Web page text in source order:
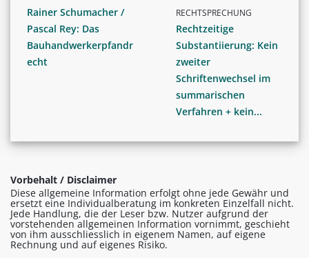
Rainer Schumacher /
Pascal Rey: Das
Bauhandwerkerpfandr
echt
RECHTSPRECHUNG
Rechtzeitige
Substantiierung: Kein
zweiter
Schriftenwechsel im
summarischen
Verfahren + kein...
Vorbehalt / Disclaimer
Diese allgemeine Information erfolgt ohne jede Gewähr und
ersetzt eine Individualberatung im konkreten Einzelfall nicht.
Jede Handlung, die der Leser bzw. Nutzer aufgrund der
vorstehenden allgemeinen Information vornimmt, geschieht
von ihm ausschliesslich in eigenem Namen, auf eigene
Rechnung und auf eigenes Risiko.